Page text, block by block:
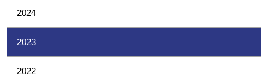
2024
2023
2022